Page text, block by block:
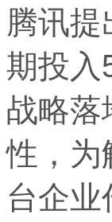
腾讯提
期投入
战略落
性，为
台企